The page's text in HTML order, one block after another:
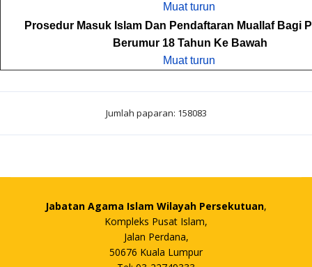
Muat turun
Prosedur Masuk Islam Dan Pendaftaran Muallaf Bagi
Berumur 18 Tahun Ke Bawah
Muat turun
Jumlah paparan: 158083
Jabatan Agama Islam Wilayah Persekutuan,
Kompleks Pusat Islam,
Jalan Perdana,
50676 Kuala Lumpur